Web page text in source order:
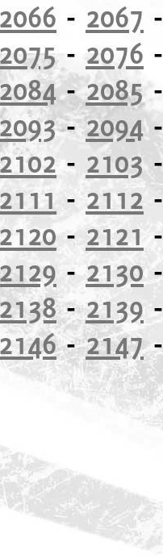
2066 - 2067
- 2076
-2085
-2094
2102 - 2103
2111-2112
2120-2121
-2130
-2139
2146-2147